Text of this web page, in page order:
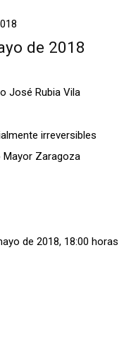
de 2018
José Rubia Vila
irreversibles
Mayor Zaragoza
de 2018, 18:00 horas